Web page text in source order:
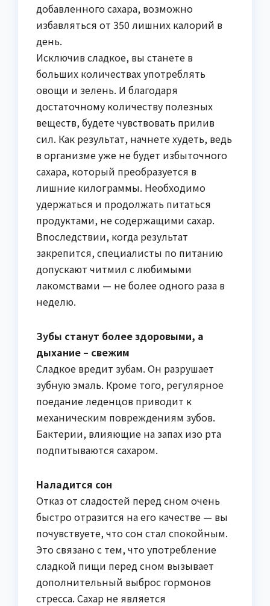
добавленного сахара, возможно
избавляться от 350 лишних калорий в
день.
Исключив сладкое, вы станете в
больших количествах употреблять
овощи и зелень. И благодаря
достаточному количеству полезных
веществ, будете чувствовать прилив
сил. Как результат, начнете худеть, ведь
в организме уже не будет избыточного
сахара, который преобразуется в
лишние килограммы. Необходимо
удержаться и продолжать питаться
продуктами, не содержащими сахар.
Впоследствии, когда результат
закрепится, специалисты по питанию
допускают читмил с любимыми
лакомствами — не более одного раза в
неделю.
Зубы станут более здоровыми, а
дыхание – свежим
Сладкое вредит зубам. Он разрушает
зубную эмаль. Кроме того, регулярное
поедание леденцов приводит к
механическим повреждениям зубов.
Бактерии, влияющие на запах изо рта
подпитываются сахаром.
Наладится сон
Отказ от сладостей перед сном очень
быстро отразится на его качестве — вы
почувствуете, что сон стал спокойным.
Это связано с тем, что употребление
сладкой пищи перед сном вызывает
дополнительный выброс гормонов
стресса. Сахар не является